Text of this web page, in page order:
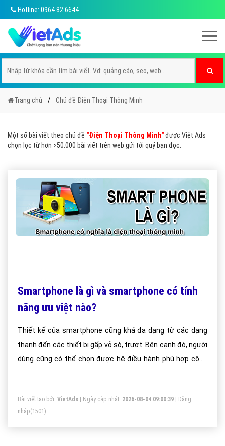
Hotline: 0964 82 6644
Trang chủ Chủ đề Điện Thoại Thông Minh
Một số bài viết theo chủ đề "Điện Thoại Thông Minh"được Việt Ads
chọn lọc từ hơn >50.000 bài viết trên web gửi tới quý bạn đọc.
Smartphone là gì và smartphone có tính
năng ưu việt nào?
Thiết kế của smartphone cũng khá đa dạng từ các dạng
thanh đến các thiết bị gấp vỏ sò, trượt. Bên cạnh đó, người
dùng cũng có thể chọn được hệ điều hành phù hợp công
Bài viết tạo bởi: VietAds | Ngày cập nhật: 2026-08-04 09:00:39
Đăng
nhập(1501)